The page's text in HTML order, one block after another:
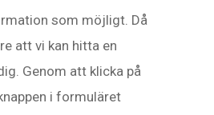
som möjligt. Då
att vi kan hitta en
Genom att klicka på
i formuläret